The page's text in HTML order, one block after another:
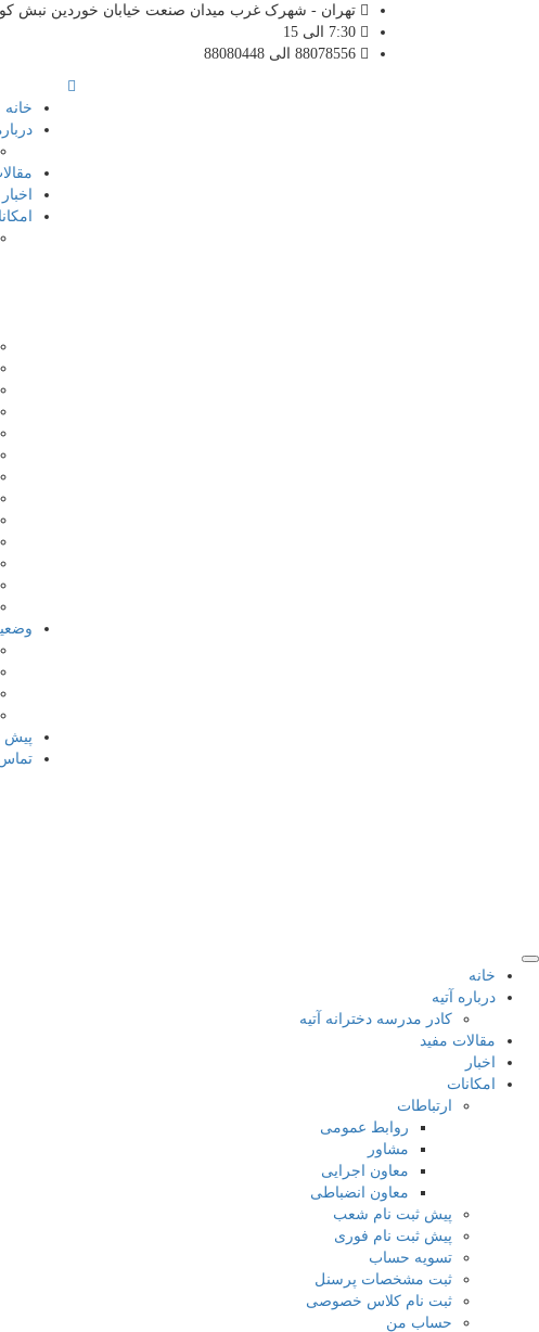
تهران - شهرک غرب میدان صنعت خیابان خوردین نبش
7:30 الی 15
88078556 الی 88080448
خانه
اخبار
پیش
تماس
خانه
درباره آتیه
کادر مدرسه دخترانه آتیه
مقالات مفید
اخبار
امکانات
ارتباطات
روابط عمومی
مشاور
معاون اجرایی
معاون انضباطی
پیش ثبت نام شعب
پیش ثبت نام فوری
تسویه حساب
ثبت مشخصات پرسنل
ثبت نام کلاس خصوصی
حساب من